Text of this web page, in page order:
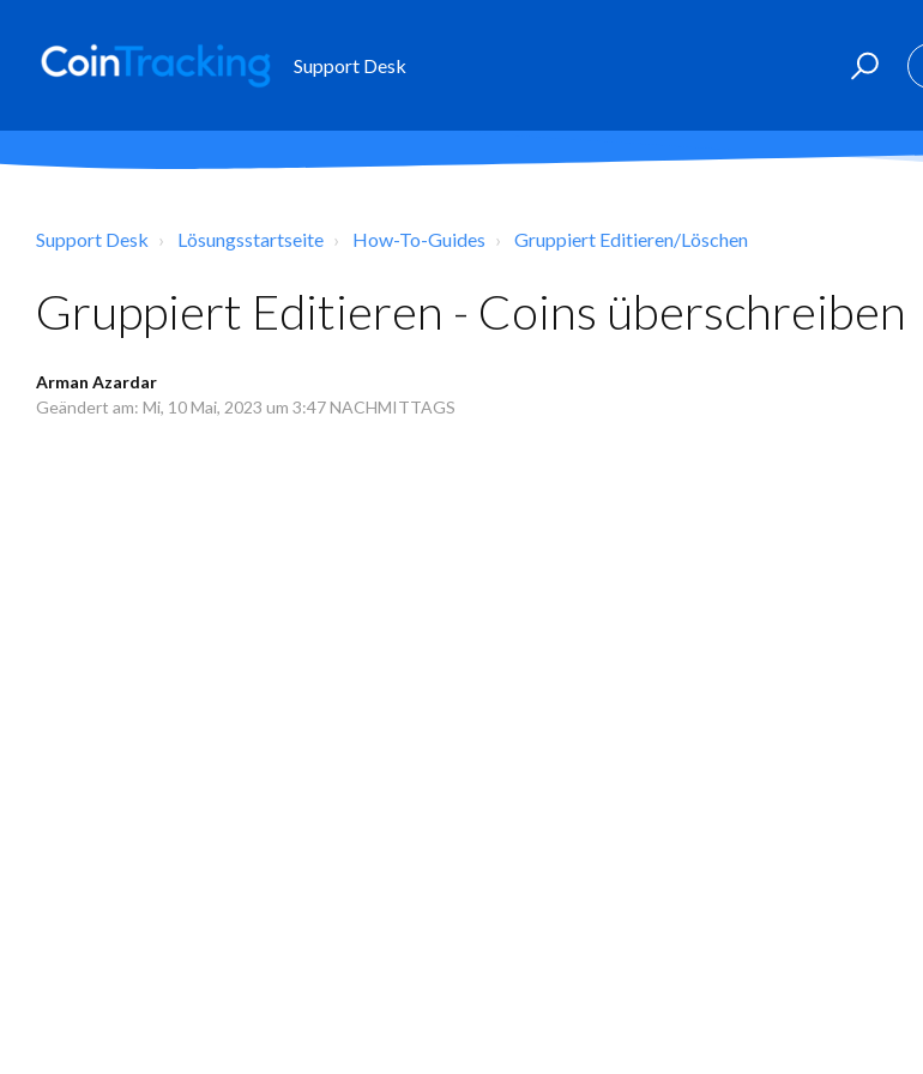
Support Desk
Support Desk Lösungsstartseite How-To-Guides Gruppiert Editieren/Löschen
Gruppiert Editieren - Coins überschreiben
Arman Azardar
Geändert am: Mi, 10 Mai, 2023 um 3:47 NACHMITTAGS